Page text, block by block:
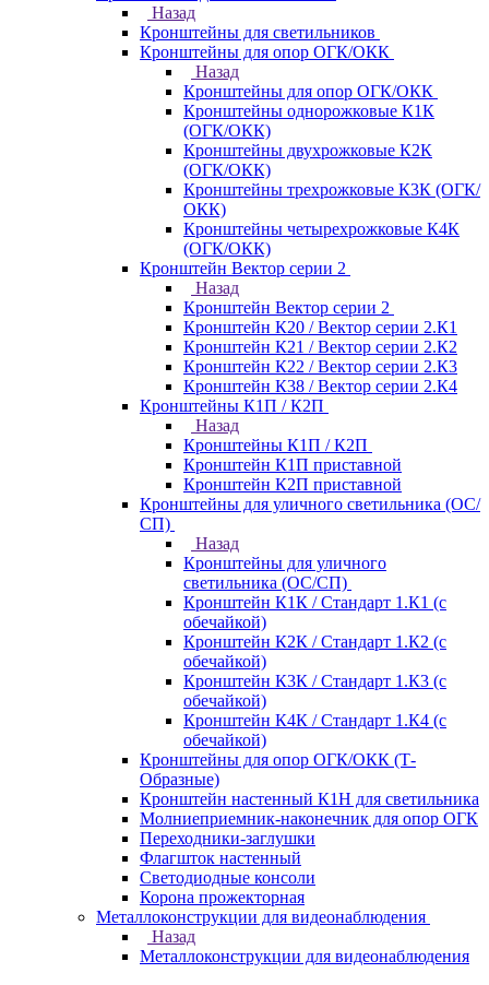
Назад
Кронштейны для светильников
Кронштейны для опор ОГК/ОКК
Назад
Кронштейны для опор ОГК/ОКК
Кронштейны однорожковые К1К
(ОГК/ОКК)
Кронштейны двухрожковые К2К
(ОГК/ОКК)
Кронштейны трехрожковые К3К (ОГК/
ОКК)
Кронштейны четырехрожковые К4К
(ОГК/ОКК)
Кронштейн Вектор серии 2
Назад
Кронштейн Вектор серии 2
Кронштейн К20 / Вектор серии 2.К1
Кронштейн К21 / Вектор серии 2.К2
Кронштейн К22 / Вектор серии 2.К3
Кронштейн К38 / Вектор серии 2.К4
Кронштейны К1П / К2П
Назад
Кронштейны К1П / К2П
Кронштейн К1П приставной
Кронштейн К2П приставной
Кронштейны для уличного светильника (ОС/
СП)
Назад
Кронштейны для уличного
светильника (ОС/СП)
Кронштейн К1К / Стандарт 1.К1 (с
обечайкой)
Кронштейн К2К / Стандарт 1.К2 (с
обечайкой)
Кронштейн К3К / Стандарт 1.К3 (с
обечайкой)
Кронштейн К4К / Стандарт 1.К4 (с
обечайкой)
Кронштейны для опор ОГК/ОКК (Т-
Образные)
Кронштейн настенный К1Н для светильника
Молниеприемник-наконечник для опор ОГК
Переходники-заглушки
Флагшток настенный
Светодиодные консоли
Корона прожекторная
Металлоконструкции для видеонаблюдения
Назад
Металлоконструкции для видеонаблюдения